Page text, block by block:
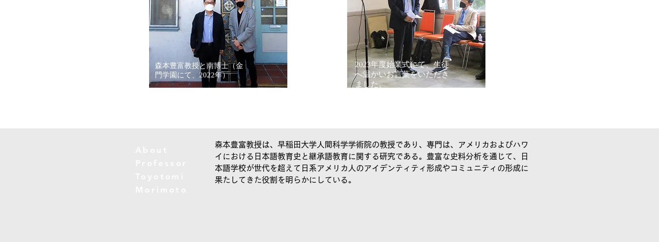
森本豊富教授と南博士（金
門学園にて、2022年）
2023年度始業式にて、生徒
へ温かいお言葉をいただき
ました。
森本豊富教授は、早稲田大学人間科学学術院の教授であり、専門は、アメリカおよびハワ
イにおける日本語教育史と継承語教育に関する研究である。豊富な史料分析を通じて、日
本語学校が世代を超えて日系アメリカ人のアイデンティティ形成やコミュニティの形成に
果たしてきた役割を明らかにしている。